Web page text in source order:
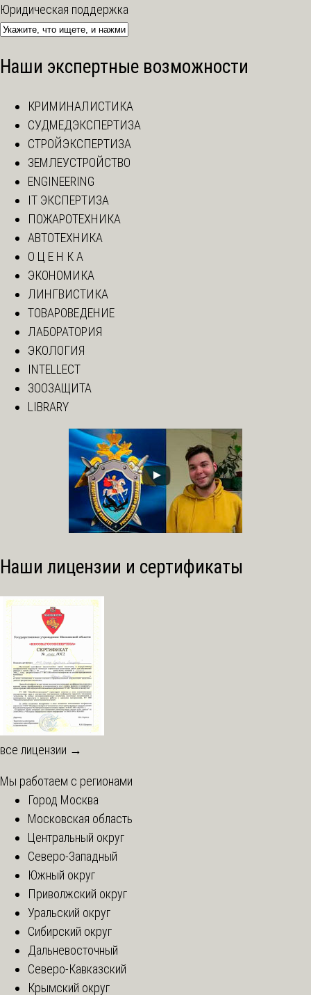
Юридическая поддержка
Наши экспертные возможности
КРИМИНАЛИСТИКА
СУДМЕДЭКСПЕРТИЗА
СТРОЙЭКСПЕРТИЗА
ЗЕМЛЕУСТРОЙСТВО
ENGINEERING
IT ЭКСПЕРТИЗА
ПОЖАРОТЕХНИКА
АВТОТЕХНИКА
О Ц Е Н К А
ЭКОНОМИКА
ЛИНГВИСТИКА
ТОВАРОВЕДЕНИЕ
ЛАБОРАТОРИЯ
ЭКОЛОГИЯ
INTELLECT
ЗООЗАЩИТА
LIBRARY
Наши лицензии и сертификаты
все лицензии →
Мы работаем с регионами
Город Москва
Московская область
Центральный округ
Северо-Западный
Южный округ
Приволжский округ
Уральский округ
Сибирский округ
Дальневосточный
Северо-Кавказский
Крымский округ